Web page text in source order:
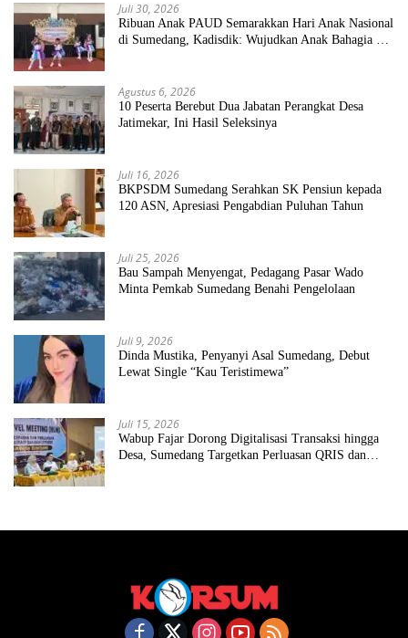
Juli 30, 2026
Ribuan Anak PAUD Semarakkan Hari Anak Nasional
di Sumedang, Kadisdik: Wujudkan Anak Bahagia dan
Agustus 6, 2026
10 Peserta Berebut Dua Jabatan Perangkat Desa
Jatimekar, Ini Hasil Seleksinya
Juli 16, 2026
BKPSDM Sumedang Serahkan SK Pensiun kepada
120 ASN, Apresiasi Pengabdian Puluhan Tahun
Juli 25, 2026
Bau Sampah Menyengat, Pedagang Pasar Wado
Minta Pemkab Sumedang Benahi Pengelolaan
Juli 9, 2026
Dinda Mustika, Penyanyi Asal Sumedang, Debut
Lewat Single “Kau Teristimewa”
Juli 15, 2026
Wabup Fajar Dorong Digitalisasi Transaksi hingga
Desa, Sumedang Targetkan Perluasan QRIS dan